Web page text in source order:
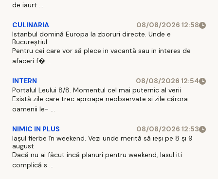
de iaurt ...
CULINARIA
08/08/2026 12:58
Istanbul domină Europa la zboruri directe. Unde e
Bucureștiul
Pentru cei care vor să plece in vacantă sau in interes de
afaceri f� ...
INTERN
08/08/2026 12:54
Portalul Leului 8/8. Momentul cel mai puternic al verii
Există zile care trec aproape neobservate si zile cărora
oamenii le- ...
NIMIC IN PLUS
08/08/2026 12:53
Iașul fierbe în weekend. Vezi unde merită să ieși pe 8 și 9
august
Dacă nu ai făcut incă planuri pentru weekend, Iasul iti
complică s ...